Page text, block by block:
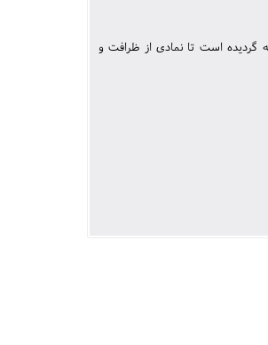
سال از اولین تولید خودنویس پیر لس کراس در سال 1889 ساخته و عرضه گردیده است تا نمادی از ظرافت و